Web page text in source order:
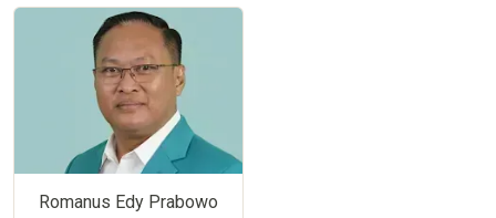
Romanus Edy Prabowo